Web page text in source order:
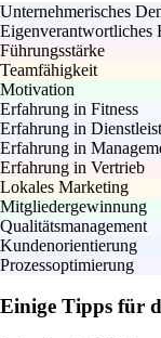
Unternehmerisches
Eigenverantwortliches
Führungsstärke
Teamfähigkeit
Motivation
Erfahrung in Fitness
Erfahrung in
Erfahrung in
Erfahrung in Vertrieb
Lokales Marketing
Mitgliedergewinnung
Qualitätsmanagement
Kundenorientierung
Prozessoptimierung
Einige Tipps für